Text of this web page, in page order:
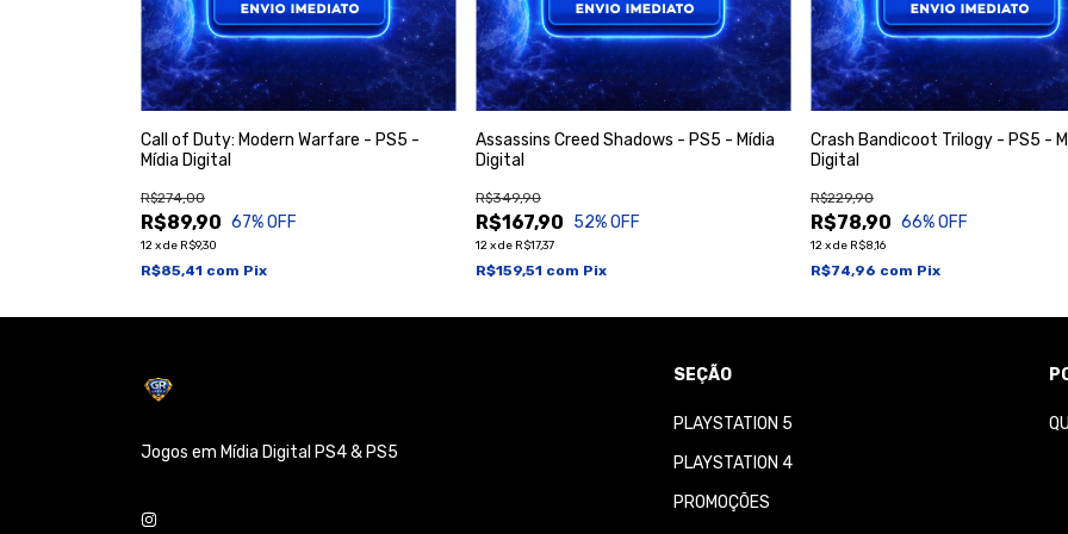
Call of Duty: Modern Warfare - PS5 -
Mídia Digital
R$89,90
R$274,00
67% OFF
12xde R$9,30
R$85,41 com Pix
Assassins Creed Shadows - PS5 - Mídia
Digital
R$167,90
R$349,90
52% OFF
12xde R$17,37
R$159,51 com Pix
Crash Bandicoot Trilogy - PS5 -
Digital
R$78,90
R$229,90
66% OFF
12xde R$8,16
R$74,96 com Pix
Jogos em Mídia Digital PS4 & PS5
SEÇÃO
PLAYSTATION 5
PLAYSTATION 4
PROMOÇÕES